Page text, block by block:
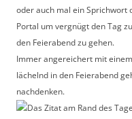
oder auch mal ein Sprichwort
Portal um vergnügt den Tag
den Feierabend zu gehen.
Immer angereichert mit
lächelnd in den Feierabend
nachdenken.